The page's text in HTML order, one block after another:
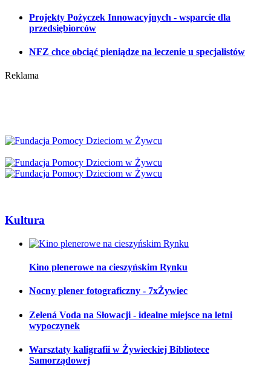
Projekty Pożyczek Innowacyjnych - wsparcie dla
przedsiębiorców
NFZ chce obciąć pieniądze na leczenie u specjalistów
Reklama
Kultura
Kino plenerowe na cieszyńskim Rynku
Nocny plener fotograficzny - 7xŻywiec
Zelená Voda na Słowacji - idealne miejsce na letni
wypoczynek
Warsztaty kaligrafii w Żywieckiej Bibliotece
Samorządowej